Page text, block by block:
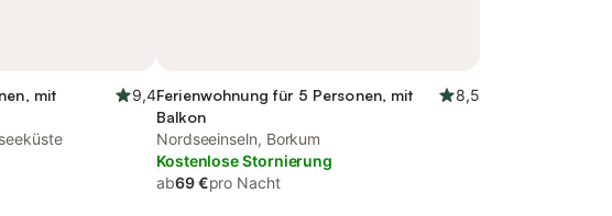
mit
9,4Ferienwohnung für 5 Personen, mit
Balkon
8,5
Nordseeinseln, Borkum
Kostenlose Stornierung
ab69 €pro Nacht